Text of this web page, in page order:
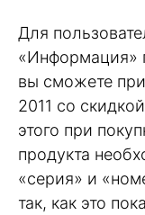
Для
«Информация»
вы сможете
2011 со
этого при
продукта
«серия» и
так, как это